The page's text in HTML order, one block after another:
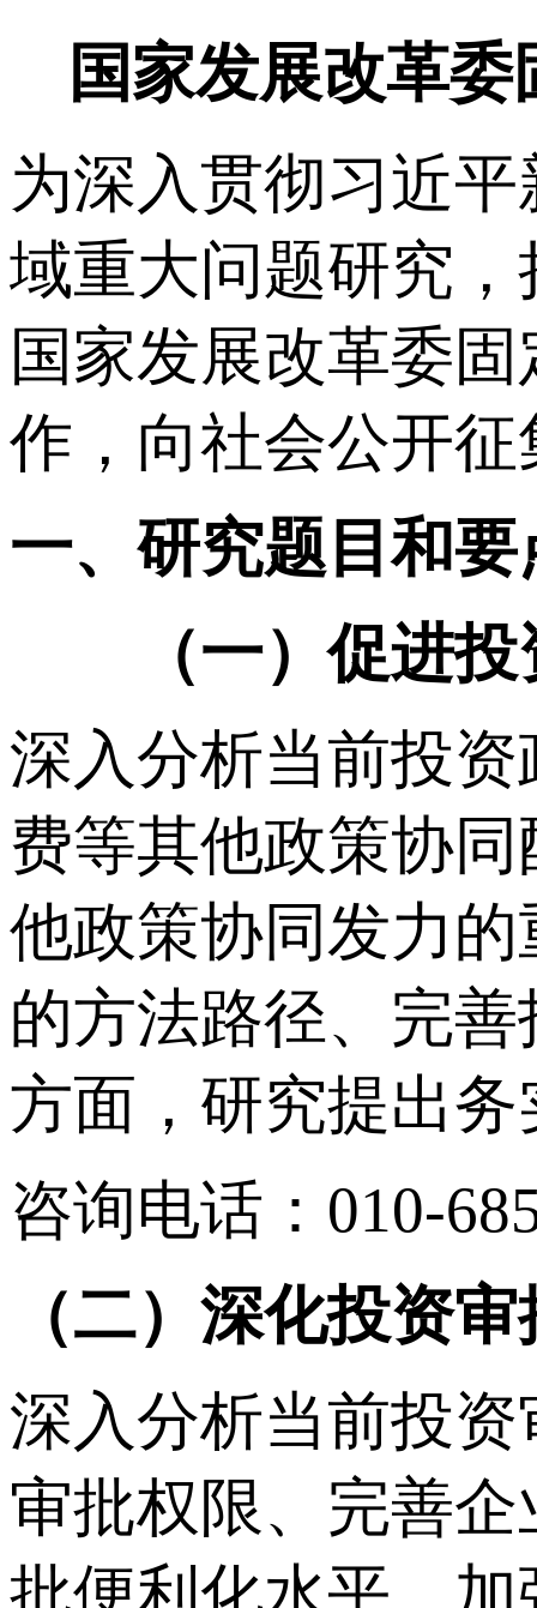
国家发展改革
为深入贯彻习近
域重大问题研究
国家发展改革委
作，向社会公开
一、研究题目和要
（一）促进投
深入分析当前投
费等其他政策协
他政策协同发力
的方法路径、完
方面，研究提出
咨询电话：010-
（二）深化投资
深入分析当前投
审批权限、完善
批便利化水平、